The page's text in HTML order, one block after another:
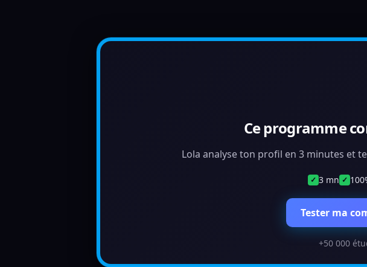
Ce programme
Lola analyse ton profil en 3 minutes et
✓ 3 mn ✓
Tester ma
+50 000